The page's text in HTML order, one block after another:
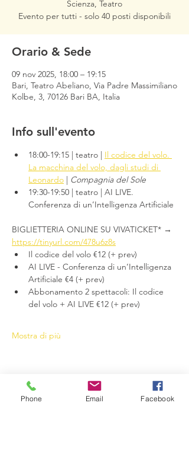
Scienza, Teatro
Evento per tutti - solo 40 posti disponibili
Orario & Sede
09 nov 2025, 18:00 – 19:15
Bari, Teatro Abeliano, Via Padre Massimiliano
Kolbe, 3, 70126 Bari BA, Italia
Info sull'evento
18:00-19:15 | teatro | Il codice del volo.
La macchina del volo, dagli studi di
Leonardo | Compagnia del Sole
19:30-19:50 | teatro | AI LIVE.
Conferenza di un’Intelligenza Artificiale
BIGLIETTERIA ONLINE SU VIVATICKET* →
https://tinyurl.com/478u6z8s
Il codice del volo €12 (+ prev)
AI LIVE - Conferenza di un’Intelligenza
Artificiale €4 (+ prev)
Abbonamento 2 spettacoli: Il codice
del volo + AI LIVE €12 (+ prev)
Mostra di più
Condividi questo evento
Phone Email Facebook